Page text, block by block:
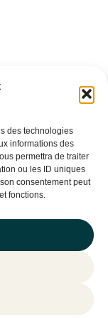
des technologies
informations des
permettra de traiter
ou les ID uniques
consentement peut
fonctions.